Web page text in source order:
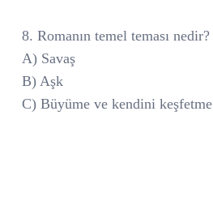
8. Romanın temel teması nedir?
A) Savaş
B) Aşk
C) Büyüme ve kendini keşfetme